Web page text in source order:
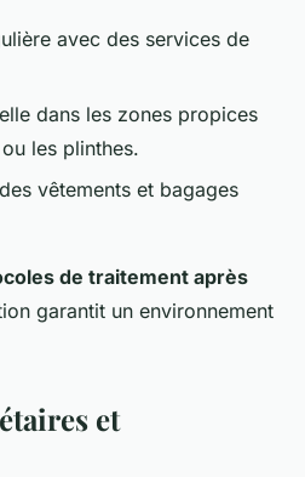
avec des services de
dans les zones propices
les plinthes.
vêtements et bagages
de traitement après
garantit un environnement
et